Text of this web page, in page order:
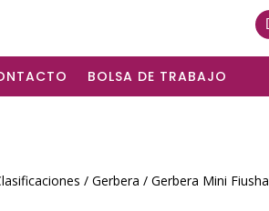
BOLSA DE TRABAJO
/ Gerbera / Gerbera Mini Fiusha